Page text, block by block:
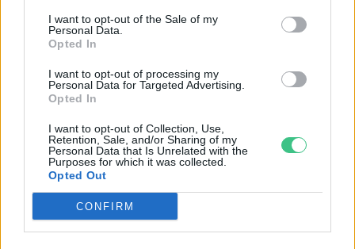
I want to opt-out of the Sale of my
Personal Data.
Opted In
I want to opt-out of processing my
Personal Data for Targeted Advertising.
Opted In
I want to opt-out of Collection, Use,
Retention, Sale, and/or Sharing of my
Personal Data that Is Unrelated with the
Purposes for which it was collected.
Opted Out
CONFIRM
Az emberiség jelentős része nem
jut tiszta ivóvízhez
Greendex Szemle
Mit tudunk a bányatavakról?